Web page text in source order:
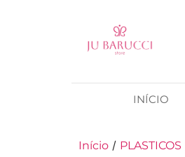
INÍCIO
Início / PLASTICOS